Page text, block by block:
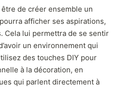
de créer ensemble un
afficher ses aspirations,
Cela lui permettra de se sentir
un environnement qui
des touches DIY pour
à la décoration, en
qui parlent directement à